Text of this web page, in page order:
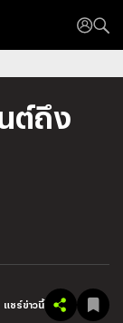
ต์ถึง
แชร์ข่าวนี้